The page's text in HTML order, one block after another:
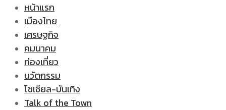
หน้าแรก
เมืองไทย
เศรษฐกิจ
คมนาคม
ท่องเที่ยว
นวัตกรรม
โซเชียล-บันเทิง
Talk of the Town